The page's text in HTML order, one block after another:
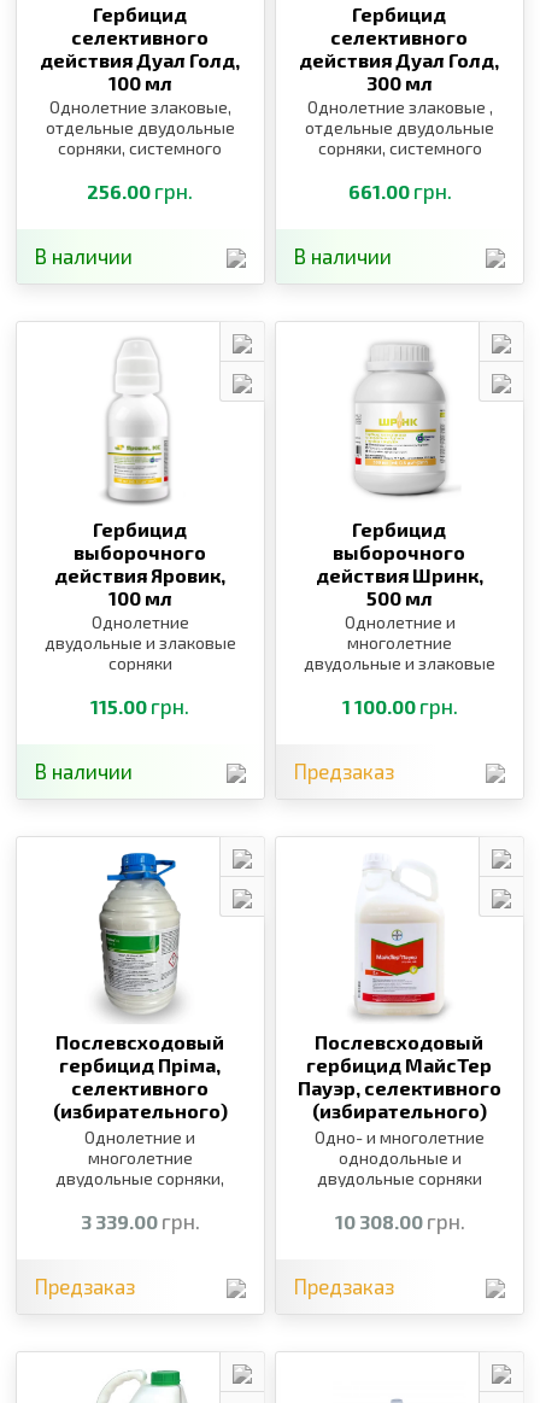
Гербицид
селективного
действия Дуал Голд,
100 мл
Однолетние злаковые,
отдельные двудольные
сорняки, системного
256.00 грн.
В наличии
Гербицид
селективного
действия Дуал Голд,
300 мл
Однолетние злаковые ,
отдельные двудольные
сорняки, системного
661.00 грн.
В наличии
Гербицид
выборочного
действия Яровик,
100 мл
Однолетние
двудольные и злаковые
сорняки
115.00 грн.
В наличии
Гербицид
выборочного
действия Шринк,
500 мл
Однолетние и
многолетние
двудольные и злаковые
1 100.00 грн.
Предзаказ
Послевсходовый
гербицид Пріма,
селективного
(избирательного)
действия,5 л
Однолетние и
многолетние
двудольные сорняки,
3 339.00 грн.
Предзаказ
Послевсходовый
гербицид МайсТер
Пауэр, селективного
(избирательного)
действия,5 л
Одно- и многолетние
однодольные и
двудольные сорняки
10 308.00 грн.
Предзаказ